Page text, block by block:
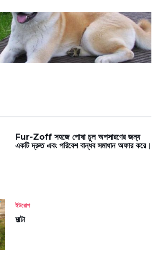
Fur-Zoff সহজে পোষা চুল অপসারণের জন্য
একটি দ্রুত এবং পরিবেশ বান্ধব সমাধান অফার করে।
ইউরোপ
মাল্টা